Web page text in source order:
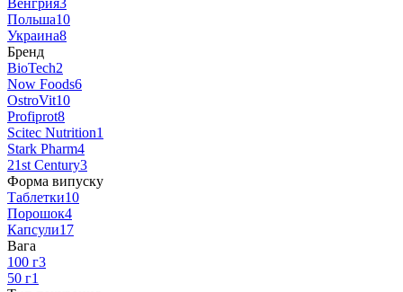
Венгрия3
Польша10
Украина8
Бренд
BioTech2
Now Foods6
OstroVit10
Profiprot8
Scitec Nutrition1
Stark Pharm4
21st Century3
Форма випуску
Таблетки10
Порошок4
Капсули17
Вага
100 г3
50 г1